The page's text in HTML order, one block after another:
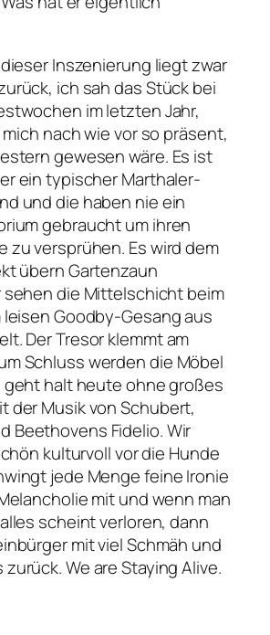
Inszenierung liegt zwar
ich sah das Stück bei
im letzten Jahr,
nach wie vor so präsent,
gewesen wäre. Es ist
ein typischer Marthaler-
und die haben nie ein
gebraucht um ihren
zu versprühen. Es wird dem
übern Gartenzaun
sehen die Mittelschicht beim
Goodby-Gesang aus
Der Tresor klemmt am
Schluss werden die Möbel
geht halt heute ohne großes
der Musik von Schubert,
Beethovens Fidelio. Wir
kulturvoll vor die Hunde
jede Menge feine Ironie
mit und wenn man
scheint verloren, dann
mit viel Schmäh und
We are Staying Alive.